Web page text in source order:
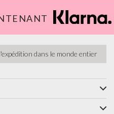
dans le monde entier